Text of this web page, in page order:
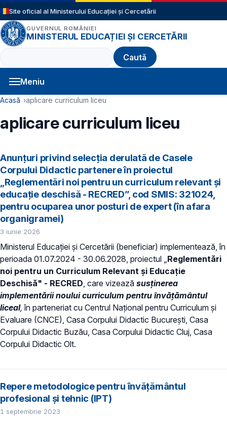
Sari la conținutul principal
Site oficial al Ministerului Educației și Cercetării
GUVERNUL ROMÂNIEI
MINISTERUL EDUCAȚIEI ȘI CERCETĂRII
Caută
Meniu
Navigație principală
Cale de navigare
Acasă aplicare curriculum liceu
aplicare curriculum liceu
Anunțuri privind selecția derulată de Casele
Corpului Didactic partenere în proiectul
„Reglementări noi pentru un curriculum relevant și
educație deschisă - RECRED”, cod SMIS: 321024,
pentru ocuparea unor posturi de expert (în afara
organigramei)
3 iunie 2026
Ministerul Educației și Cercetării (beneficiar) implementează, în
perioada 01.07.2024 - 30.06.2028, proiectul „Reglementări
noi pentru un Curriculum Relevant și Educație
Deschisă" - RECRED, care vizează susținerea
implementării noului curriculum pentru învățământul
liceal,în parteneriat cu Centrul Național pentru Curriculum și
Evaluare (CNCE), Casa Corpului Didactic București, Casa
Corpului Didactic Buzău, Casa Corpului Didactic Cluj, Casa
Corpului Didactic Olt.
Repere metodologice pentru învățământul
profesional și tehnic (IPT)
1 septembrie 2023